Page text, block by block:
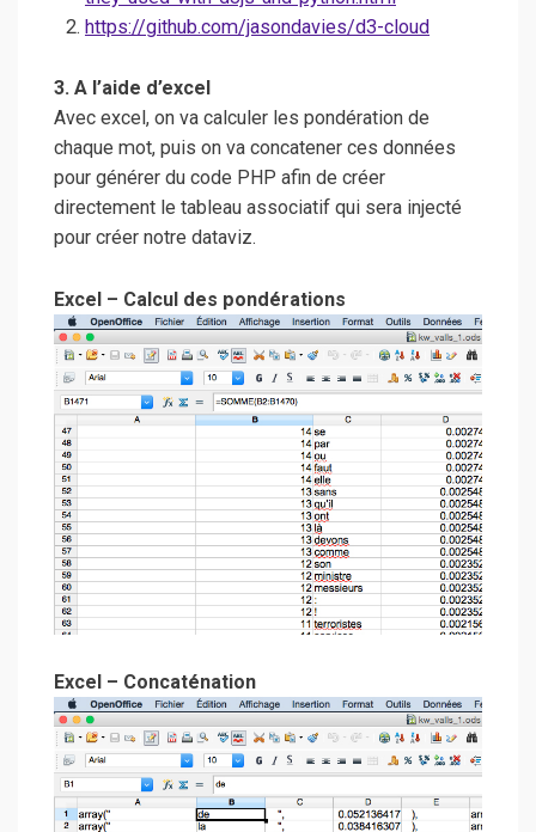
https://github.com/jasondavies/d3-cloud
3. A l’aide d’excel
Avec excel, on va calculer les pondération de
chaque mot, puis on va concatener ces données
pour générer du code PHP afin de créer
directement le tableau associatif qui sera injecté
pour créer notre dataviz.
Excel – Calcul des pondérations
Excel – Concaténation